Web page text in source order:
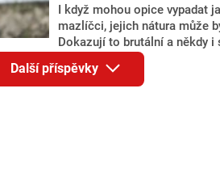
I když mohou opice vypadat
mazlíčci, jejich nátura může
Dokazují to brutální a někdy i
páchají ve chvílích, kdy se je
domestikovat. Web Daily Star
takové případy.
Další příspěvky